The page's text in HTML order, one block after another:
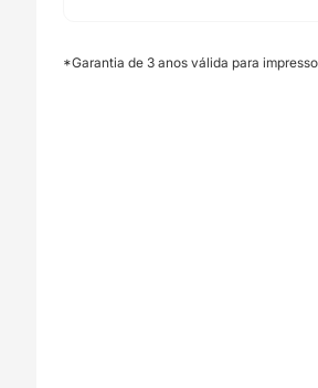
*Garantia de 3 anos válida para